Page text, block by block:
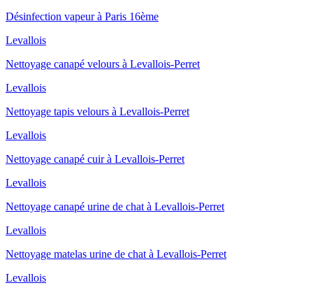
Désinfection vapeur à Paris 16ème
Levallois
Nettoyage canapé velours à Levallois-Perret
Levallois
Nettoyage tapis velours à Levallois-Perret
Levallois
Nettoyage canapé cuir à Levallois-Perret
Levallois
Nettoyage canapé urine de chat à Levallois-Perret
Levallois
Nettoyage matelas urine de chat à Levallois-Perret
Levallois